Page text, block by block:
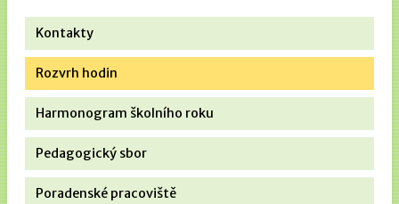
Kontakty
Rozvrh hodin
Harmonogram školního roku
Pedagogický sbor
Poradenské pracoviště